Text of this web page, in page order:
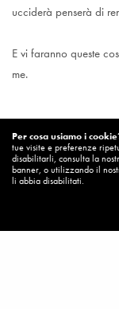
ucciderà penserà di
E vi faranno queste
me.
Gv15, 17-23 e 16,1-
Per cosa usiamo i
tue visite e preferenze
disabilitarli, consulta la
banner, o utilizzando il
li abbia disabilitati.